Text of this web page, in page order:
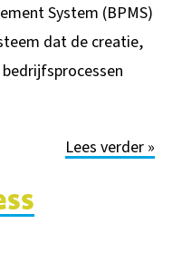
System (BPMS)
dat de creatie,
Lees verder »